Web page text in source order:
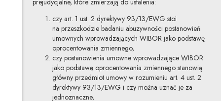
prejudycjalne, które zmierzają do ustalenia:
czy art. 1 ust. 2 dyrektywy 93/13/EWG stoi
na przeszkodzie badaniu abuzywności postanowień
umownych wprowadzających WIBOR jako podstawę
oprocentowania zmiennego,
czy postanowienia umowne wprowadzające WIBOR
jako podstawę oprocentowania zmiennego stanowią
główny przedmiot umowy w rozumieniu art. 4 ust. 2
dyrektywy 93/13/EWG i czy można uznać je za
jednoznaczne,